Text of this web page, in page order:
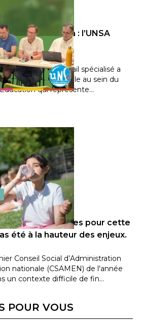
de l’éducation : l’UNSA
les lignes
un groupe de travail spécialisé a
écologique de l’Ecole au sein du
qui représente…
attendues pour cette
été à la hauteur des enjeux.
Conseil Social d’Administration
nationale (CSAMEN) de l'année
un contexte difficile de fin…
POUR VOUS